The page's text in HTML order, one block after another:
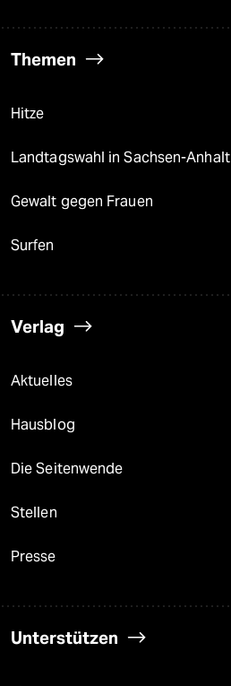
Themen
Hitze
Landtagswahl in Sachsen-Anhalt
Gewalt gegen Frauen
Surfen
Verlag
Aktuelles
Hausblog
Die Seitenwende
Stellen
Presse
Unterstützen